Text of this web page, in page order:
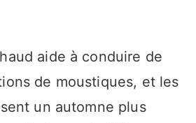
aide à conduire de
de moustiques, et les
un automne plus